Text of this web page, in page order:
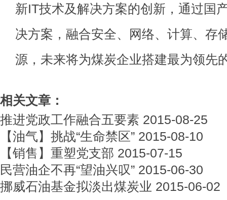
新IT技术及解决方案的创新，通过国
决方案，融合安全、网络、计算、存
源，未来将为煤炭企业搭建最为领先
相关文章：
推进党政工作融合五要素 2015-08-25
【油气】挑战“生命禁区” 2015-08-10
【销售】重塑党支部 2015-07-15
民营油企不再“望油兴叹” 2015-06-30
挪威石油基金拟淡出煤炭业 2015-06-02